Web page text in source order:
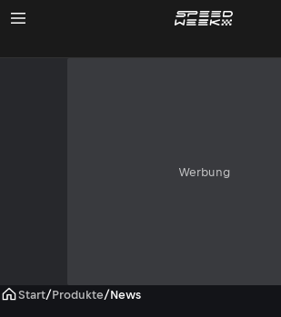
Werbung
Start/Produkte/News